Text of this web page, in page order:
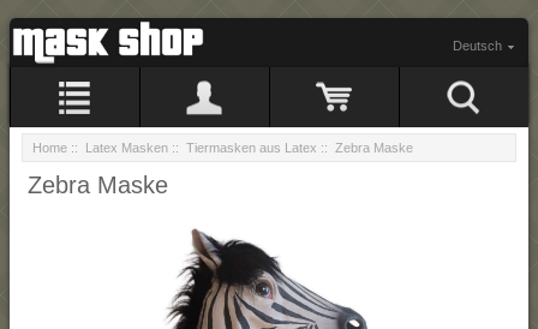
Deutsch
Home :: Latex Masken :: Tiermasken aus Latex :: Zebra Maske
Zebra Maske